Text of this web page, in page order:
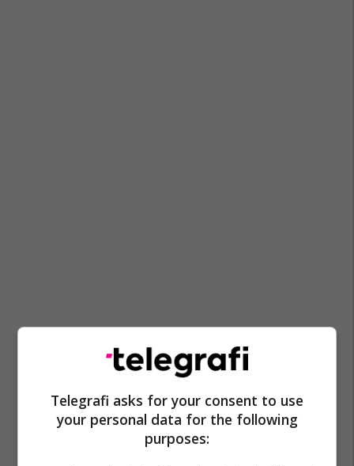
Telegrafi asks for your consent to use
your personal data for the following
purposes: